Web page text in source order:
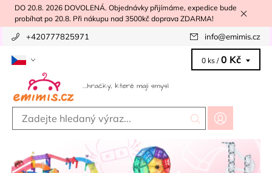
DO 20.8. 2026 DOVOLENÁ. Objednávky přijímáme, expedice bude
probíhat po 20.8. Při nákupu nad 3500kč doprava ZDARMA!
+420777825971 info@emimis.cz
0 ks / 0 Kč